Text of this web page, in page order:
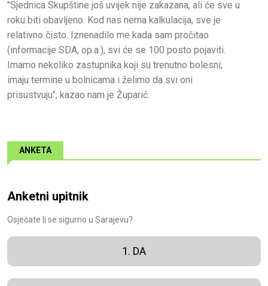
"Sjednica Skupštine još uvijek nije zakazana, ali će sve u
roku biti obavljeno. Kod nas nema kalkulacija, sve je
relativno čisto. Iznenadilo me kada sam pročitao
(informacije SDA, op.a.), svi će se 100 posto pojaviti.
Imamo nekoliko zastupnika koji su trenutno bolesni,
imaju termine u bolnicama i želimo da svi oni
prisustvuju", kazao nam je Župarić.
ANKETA
Anketni upitnik
Osjećate li se sigurno u Sarajevu?
1. DA